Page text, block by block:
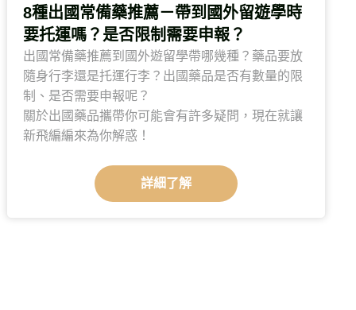
8種出國常備藥推薦－帶到國外留遊學時
要托運嗎？是否限制需要申報？
出國常備藥推薦到國外遊留學帶哪幾種？藥品要放
隨身行李還是托運行李？出國藥品是否有數量的限
制、是否需要申報呢？
關於出國藥品攜帶你可能會有許多疑問，現在就讓
新飛編編來為你解惑！
詳細了解